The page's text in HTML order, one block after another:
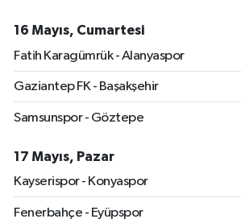
16 Mayıs, Cumartesi
Fatih Karagümrük - Alanyaspor
Gaziantep FK - Başakşehir
Samsunspor - Göztepe
17 Mayıs, Pazar
Kayserispor - Konyaspor
Fenerbahçe - Eyüpspor